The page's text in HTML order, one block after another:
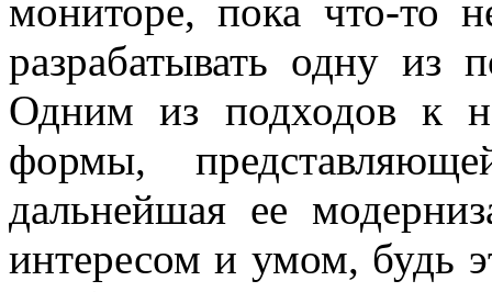
мониторе, пока что-то
разрабатывать одну из
Одним из подходов к
формы,
дальнейшая ее
интересом и умом, будь